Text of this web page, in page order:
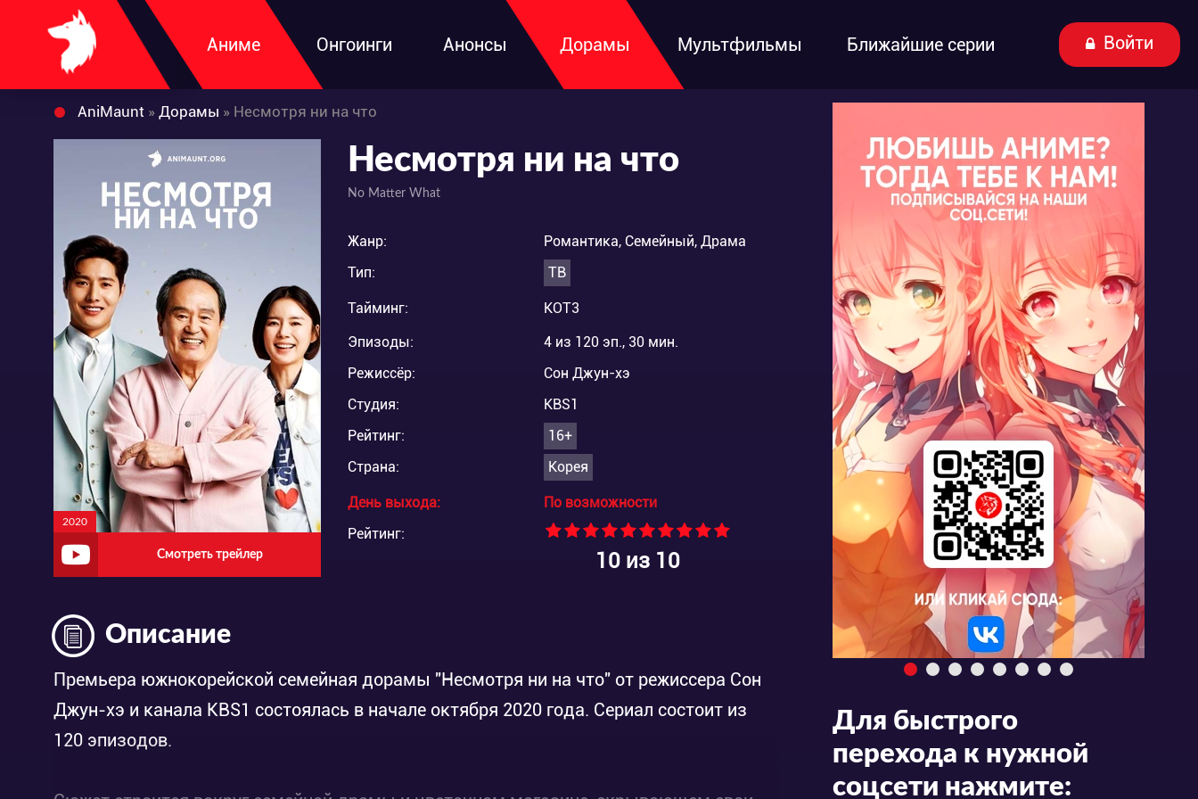
Аниме Онгоинги Анонсы Дорамы Мультфильмы Ближайшие серии Войти
AniMaunt » Дорамы » Несмотря ни на что
2020
Смотреть трейлер
Несмотря ни на что
No Matter What
Жанр:
Романтика, Семейный, Драма
Тип:
ТВ
Тайминг:
KOT3
Эпизоды:
4 из 120 эп., 30 мин.
Режиссёр:
Сон Джун-хэ
Студия:
KBS1
Рейтинг:
16+
Страна:
Корея
День выхода:
По возможности
Рейтинг:
10из 10
Описание
Премьера южнокорейской семейная дорамы "Несмотря ни на что" от режиссера Сон
Джун-хэ и канала KBS1 состоялась в начале октября 2020 года. Сериал состоит из
120 эпизодов.
Для быстрого
перехода к нужной
соцсети нажмите: